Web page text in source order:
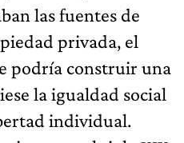
las fuentes de
privada, el
podría construir una
la igualdad social
individual.